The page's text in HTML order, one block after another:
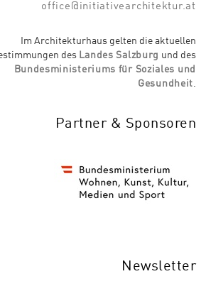
office@initiativearchitektur.at
Im Architekturhaus gelten die aktuellen
des Landes Salzburg und des
Bundesministeriums für Soziales und
Gesundheit.
Partner & Sponsoren
Newsletter